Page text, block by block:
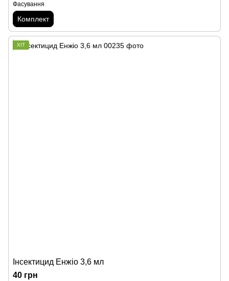
Фасування
Комплект
ХІТ
Інсектицид Енжіо 3,6 мл
40 грн